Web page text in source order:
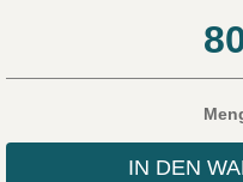
IN DEN